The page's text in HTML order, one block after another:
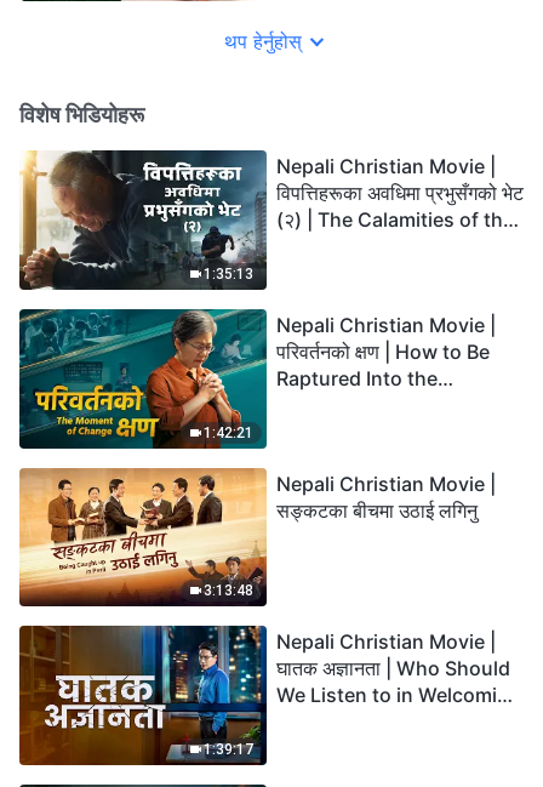
थप हेर्नुहोस्
विशेष भिडियोहरू
1:35:13
Nepali Christian Movie |
विपत्तिहरूका अवधिमा प्रभुसँगको भेट
(२) | The Calamities of the
1:42:21
Nepali Christian Movie |
परिवर्तनको क्षण | How to Be
Raptured Into the
3:13:48
Nepali Christian Movie |
सङ्कटका बीचमा उठाई लगिनु
1:39:17
Nepali Christian Movie |
घातक अज्ञानता | Who Should
We Listen to in Welcoming